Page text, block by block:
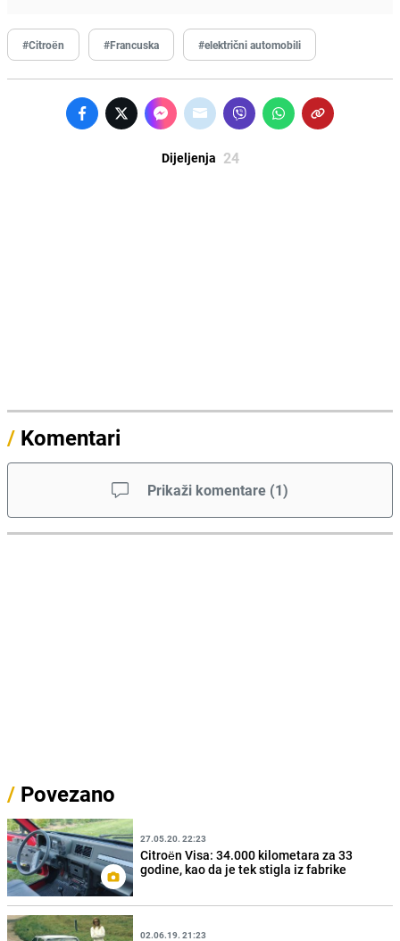
#Citroën #Francuska #električni automobili
Dijeljenja 24
/ Komentari
Prikaži komentare (1)
/ Povezano
27.05.20. 22:23
Citroën Visa: 34.000 kilometara za 33
godine, kao da je tek stigla iz fabrike
02.06.19. 21:23